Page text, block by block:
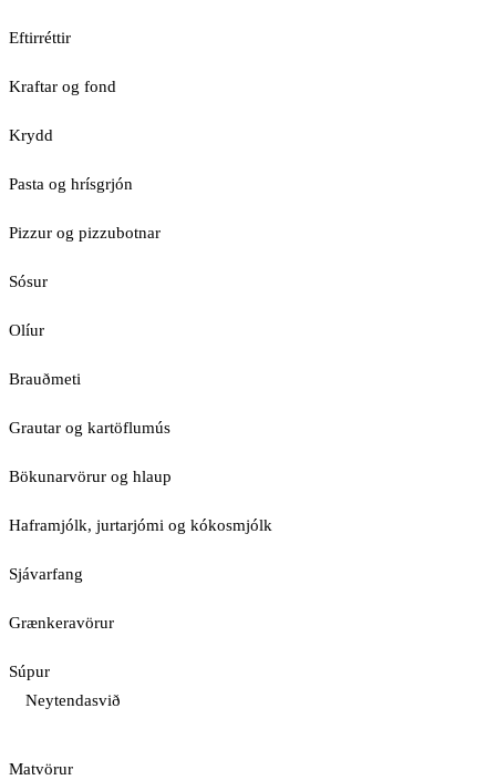
Eftirréttir
Kraftar og fond
Krydd
Pasta og hrísgrjón
Pizzur og pizzubotnar
Sósur
Olíur
Brauðmeti
Grautar og kartöflumús
Bökunarvörur og hlaup
Haframjólk, jurtarjómi og kókosmjólk
Sjávarfang
Grænkeravörur
Súpur
Neytendasvið
Matvörur